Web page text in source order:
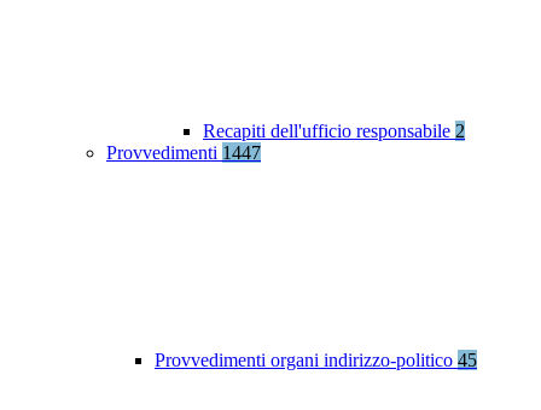
Recapiti dell'ufficio responsabile 2
Provvedimenti 1447
Provvedimenti organi indirizzo-politico 45